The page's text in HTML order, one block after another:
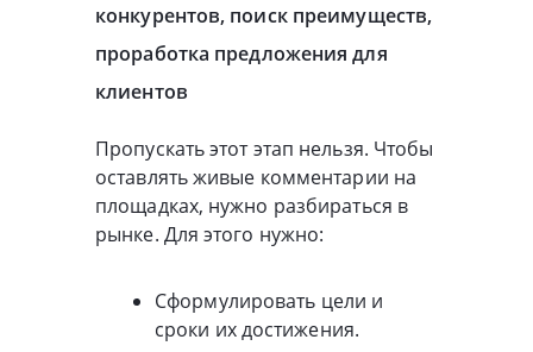
конкурентов, поиск преимуществ,
проработка предложения для
клиентов
Пропускать этот этап нельзя. Чтобы
оставлять живые комментарии на
площадках, нужно разбираться в
рынке. Для этого нужно:
Сформулировать цели и
сроки их достижения.